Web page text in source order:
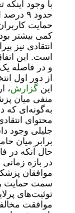
با وجود
حدود ۹
حمایت
کمی بیشتر
انتقادی نیز
است. این
و در فاصله
از دور اول
این گزارش،
منفی میان
به‌گونه‌ای که
محتوای
جلیلی وجود
برابر میان
حال آنکه در
موافقان
سمت حمایت
توئیت‌های
موافقت